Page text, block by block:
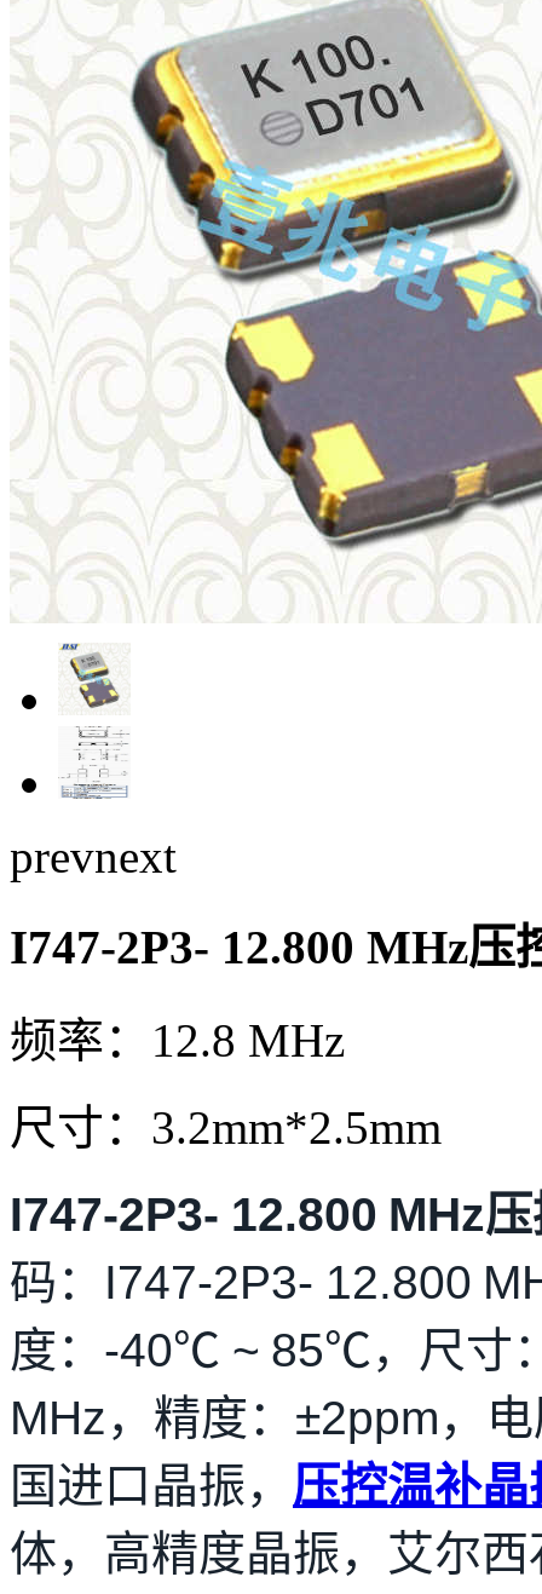
prevnext
I747-2P3- 12.800 MHz压
频率：12.8 MHz
尺寸：3.2mm*2.5mm
I747-2P3- 12.800 MHz
码：I747-2P3- 12.800
度：-40℃ ~ 85℃，尺寸
MHz，精度：±2ppm，
国进口晶振， 压控温补晶
体，高精度晶振，艾尔